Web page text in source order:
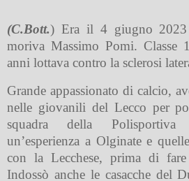
(C.Bott.) Era il 4 giugno
moriva Massimo Pomi.
anni lottava contro la sclerosi
Grande appassionato di calcio,
nelle giovanili del Lecco per
squadra della Polisportiva
un’esperienza aOlginatee
con la Lecchese, prima di
Indossò anche le casacche del